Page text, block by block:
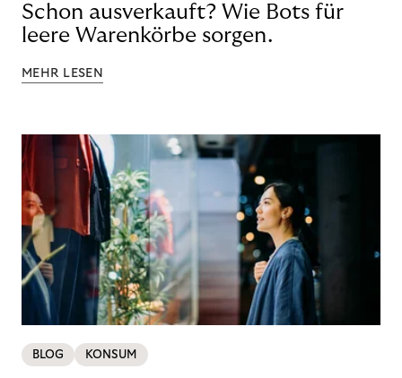
Schon ausverkauft? Wie Bots für
leere Warenkörbe sorgen.
MEHR LESEN
BLOG KONSUM